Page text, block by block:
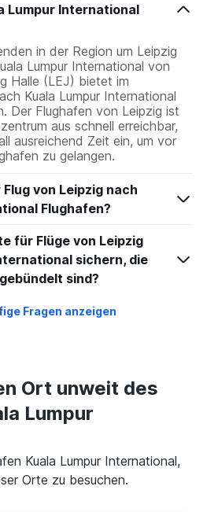
Lumpur International
in der Region um Leipzig
Lumpur International von
Halle (LEJ) bietet im
Kuala Lumpur International
Der Flughafen von Leipzig ist
aus schnell erreichbar,
ausreichend Zeit ein, um vor
zu gelangen.
von Leipzig nach
Flughafen?
für Flüge von Leipzig
sichern, die
sind?
Fragen anzeigen
Ort unweit des
Lumpur
Kuala Lumpur International,
Orte zu besuchen.